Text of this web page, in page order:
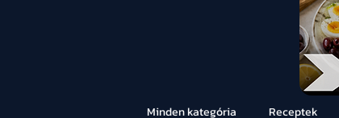
Minden kategória Receptek